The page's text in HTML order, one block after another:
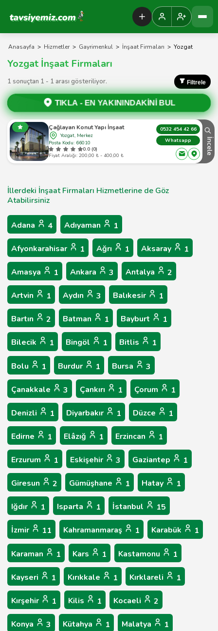
Tavsiyemiz Anasayfa
Anasayfa > Hizmetler > Gayrimenkul > İnşaat Firmaları > Yozgat
Yozgat İnşaat Firmaları
1 sonuçtan 1 - 1 arası gösteriliyor. Filtrele
TIKLA - EN YAKININDAKİNİ BUL
Çağlayan Konut Yapı İnşaat
Yozgat, Merkez
Posta Kodu: 66010
0.0 (0)
Fiyat Aralığı: 200,00 ₺ - 400,00 ₺
0532 454 42 66
Whatsapp
İncele
İllerdeki İnşaat Firmaları Hizmetlerine de Göz
Atabilirsiniz
Adana 4 Adıyaman 1
Afyonkarahisar 1 Ağrı 1 Aksaray 1
Amasya 1 Ankara 3 Antalya 2
Artvin 1 Aydın 3 Balıkesir 1
Bartın 2 Batman 1 Bayburt 1
Bilecik 1 Bingöl 1 Bitlis 1
Bolu 1 Burdur 1 Bursa 3
Çanakkale 3 Çankırı 1 Çorum 1
Denizli 1 Diyarbakır 1 Düzce 1
Edirne 1 Elâzığ 1 Erzincan 1
Erzurum 1 Eskişehir 3 Gaziantep 1
Giresun 2 Gümüşhane 1 Hatay 1
Iğdır 1 Isparta 1 İstanbul 15
İzmir 11 Kahramanmaraş 1 Karabük 1
Karaman 1 Kars 1 Kastamonu 1
Kayseri 1 Kırıkkale 1 Kırklareli 1
Kırşehir 1 Kilis 1 Kocaeli 2
Konya 3 Kütahya 1 Malatya 1